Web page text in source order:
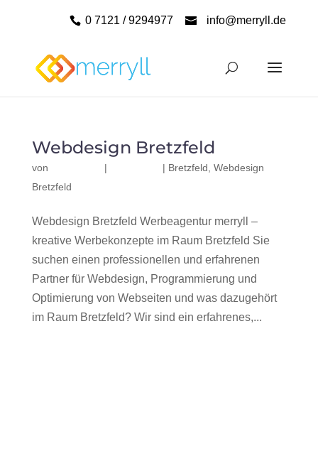
0 7121 / 9294977 info@merryll.de
Webdesign Bretzfeld
von | | Bretzfeld Webdesign
Bretzfeld
Webdesign Bretzfeld Werbeagentur merryll –
kreative Werbekonzepte im Raum Bretzfeld Sie
suchen einen professionellen und erfahrenen
Partner für Webdesign, Programmierung und
Optimierung von Webseiten und was dazugehört
im Raum Bretzfeld? Wir sind ein erfahrenes,...